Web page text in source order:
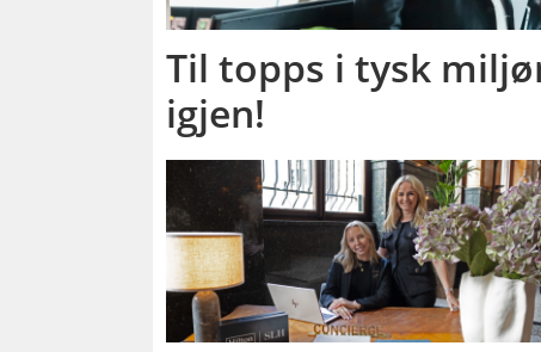
Til topps i tysk
igjen!